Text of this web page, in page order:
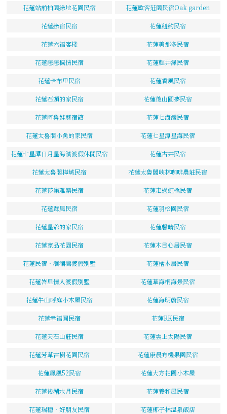
花蓮站前柏園綠地花園民宿 花蓮歐客莊園民宿Oak garden
花蓮綠宿民宿 花蓮紐約民宿
花蓮六福客棧 花蓮美那多民宿
花蓮戀戀楓情民宿 花蓮輕井澤民宿
花蓮卡布里民宿 花蓮香風民宿
花蓮石頭的家民宿 花蓮後山圓夢民宿
花蓮阿魯娃藝宿館 花蓮七海灣民宿
花蓮太魯閣小魚的家民宿 花蓮七星潭星海民宿
花蓮七星潭日月星海濱渡假休閒民宿 花蓮古井民宿
花蓮太魯閣樺城民宿 花蓮太魯閣峽林咖啡農莊民宿
花蓮莎集雅築民宿 花蓮走過虹橋民宿
花蓮踩風民宿 花蓮羽松園民宿
花蓮星爺的家民宿 花蓮馨晴民宿
花蓮京品花園民宿 花蓮木目心居民宿
花蓮民宿‧洄瀾灣渡假別墅 花蓮檜木居民宿
花蓮峇里情人渡假別墅 花蓮草海桐海景民宿
花蓮牛山呼庭小木屋民宿 花蓮海明蔚民宿
花蓮幸福圓民宿 花蓮RK民宿
花蓮天石山莊民宿 花蓮雲上太陽民宿
花蓮芳草古樹花園民宿 花蓮康晨有機果園民宿
花蓮鳳凰52民宿 花蓮大方花園小木屋
花蓮後湖水月民宿 花蓮養和屋民宿
花蓮瑞穗‧好朋友民宿 花蓮椰子林溫泉飯店